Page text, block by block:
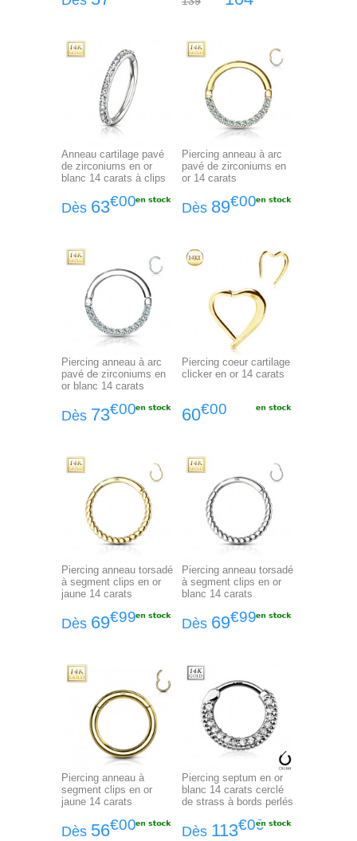
Anneau cartilage pavé
de zirconiums en or
blanc 14 carats à clips
Dès 63€00
Piercing anneau à arc
pavé de zirconiums en
or 14 carats
Dès 89€00
Piercing anneau à arc
pavé de zirconiums en
or blanc 14 carats
Dès 73€00
Piercing coeur cartilage
clicker en or 14 carats
60€00
Piercing anneau torsadé
à segment clips en or
jaune 14 carats
Dès 69€99
Piercing anneau torsadé
à segment clips en or
blanc 14 carats
Dès 69€99
Piercing anneau à
segment clips en or
jaune 14 carats
Dès 56€00
Piercing septum en or
blanc 14 carats cerclé
de strass à bords perlés
Dès 113€00